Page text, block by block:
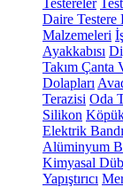
Testereler
Daire Testere
Malzemeleri
Ayakkabısı
Takım Çanta
Dolapları
Terazisi Oda
Silikon
Elektrik Bandı
Alüminyum
Kimyasal
Yapıştırıcı